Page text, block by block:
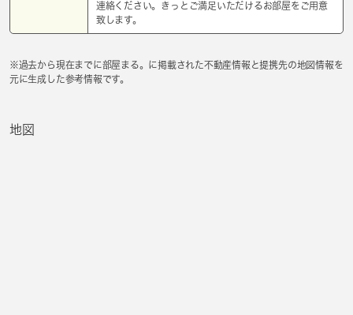
連絡ください。きっとご満足いただけるお部屋をご用意
致します。
※過去から現在までに部屋まる。に掲載された不動産情報と提携先の地図情報を
元に生成した参考情報です。
地図